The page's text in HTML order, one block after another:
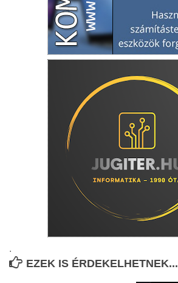
.
EZEK IS ÉRDEKELHETNEK...